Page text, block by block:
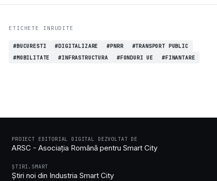
ETICHETE INRUDITE
#BUCURESTI #DIGITALIZARE #PNRR
#TRANSPORT PUBLIC
#MOBILITATE
#INFRASTRUCTURA #FONDURI UE #FINANTARE
PROIECT EDITORIAL DIGITAL DEZVOLTAT DE
ARSC - Asociația Română pentru Smart City
ȘTIRI.SMART
Știri noi din Industria Smart City